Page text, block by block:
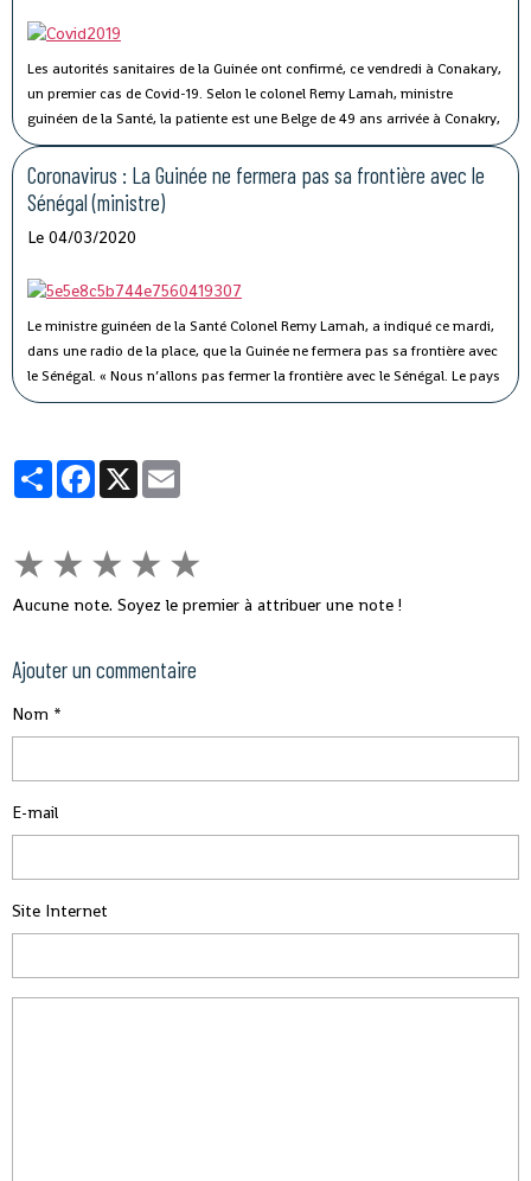
Les autorités sanitaires de la Guinée ont confirmé, ce vendredi à Conakary,
un premier cas de Covid-19. Selon le colonel Remy Lamah, ministre
guinéen de la Santé, la patiente est une Belge de 49 ans arrivée à Conakry,
il y a une semaine. « Elle a été conduite et isolée au Centre de traitement de
Nongo », a-t-il indiqué.
Coronavirus : La Guinée ne fermera pas sa frontière avec le
Sénégal (ministre)
Le 04/03/2020
Le ministre guinéen de la Santé Colonel Remy Lamah, a indiqué ce mardi,
dans une radio de la place, que la Guinée ne fermera pas sa frontière avec
le Sénégal. « Nous n’allons pas fermer la frontière avec le Sénégal. Le pays
est signataire du règlement sanitaire international. Ce n’est pas parce que
prises pour éviter ce virus en Guinée.
PartagerFacebook
X
★ ★ ★ ★ ★
Aucune note. Soyez le premier à attribuer une note !
Ajouter un commentaire
Nom
E-mail
Site Internet